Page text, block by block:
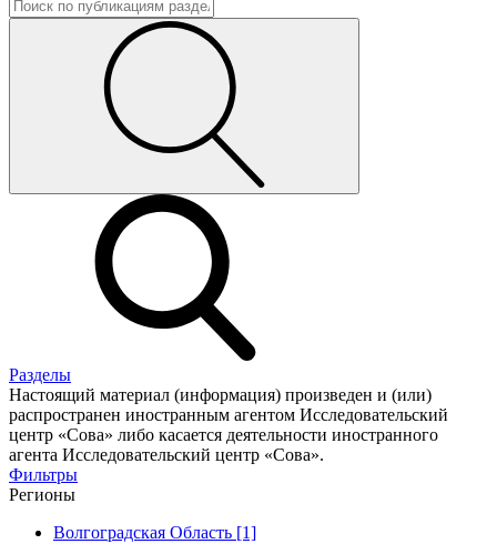
Разделы
Настоящий материал (информация) произведен и (или)
распространен иностранным агентом Исследовательский
центр «Сова» либо касается деятельности иностранного
агента Исследовательский центр «Сова».
Фильтры
Регионы
Волгоградская Область [1]